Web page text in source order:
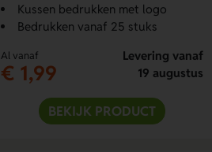
Kussen bedrukken met logo
Bedrukken vanaf 25 stuks
Al vanaf
€ 1,99
Levering vanaf
19 augustus
BEKIJK PRODUCT